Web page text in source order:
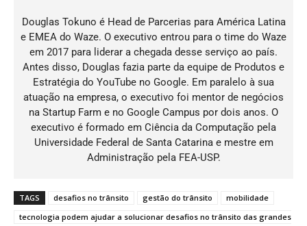
Douglas Tokuno é Head de Parcerias para América Latina
e EMEA do Waze. O executivo entrou para o time do Waze
em 2017 para liderar a chegada desse serviço ao país.
Antes disso, Douglas fazia parte da equipe de Produtos e
Estratégia do YouTube no Google. Em paralelo à sua
atuação na empresa, o executivo foi mentor de negócios
na Startup Farm e no Google Campus por dois anos. O
executivo é formado em Ciência da Computação pela
Universidade Federal de Santa Catarina e mestre em
Administração pela FEA-USP.
TAGS desafios no trânsito gestão do trânsito
mobilidade
tecnologia podem ajudar a solucionar desafios no trânsito das grandes